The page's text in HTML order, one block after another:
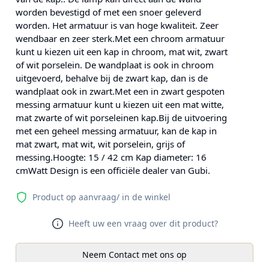
worden bevestigd of met een snoer geleverd
worden. Het armatuur is van hoge kwaliteit. Zeer
wendbaar en zeer sterk.Met een chroom armatuur
kunt u kiezen uit een kap in chroom, mat wit, zwart
of wit porselein. De wandplaat is ook in chroom
uitgevoerd, behalve bij de zwart kap, dan is de
wandplaat ook in zwart.Met een in zwart gespoten
messing armatuur kunt u kiezen uit een mat witte,
mat zwarte of wit porseleinen kap.Bij de uitvoering
met een geheel messing armatuur, kan de kap in
mat zwart, mat wit, wit porselein, grijs of
messing.Hoogte: 15 / 42 cm Kap diameter: 16
cmWatt Design is een officiële dealer van Gubi.
Product op aanvraag/ in de winkel
Heeft uw een vraag over dit product?
Neem Contact met ons op